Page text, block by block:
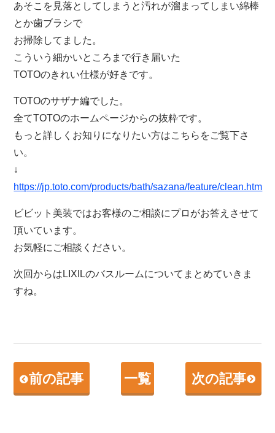
あそこを見落としてしまうと汚れが溜まってしまい綿棒
とか歯ブラシで
お掃除してました。
こういう細かいところまで行き届いた
TOTOのきれい仕様が好きです。
TOTOのサザナ編でした。
全てTOTOのホームページからの抜粋です。
もっと詳しくお知りになりたい方はこちらをご覧下さ
い。
↓
https://jp.toto.com/products/bath/sazana/feature/clean.htm
ビビット美装ではお客様のご相談にプロがお答えさせて
頂いています。
お気軽にご相談ください。
次回からはLIXILのバスルームについてまとめていきま
すね。
前の記事 一覧 次の記事